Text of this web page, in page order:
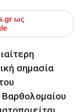
ως
σημασία
Βαρθολομαίου